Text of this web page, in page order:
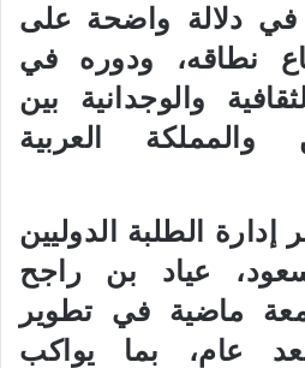
في دلالة واضحة على
نطاقه، ودوره في
والوجدانية بين
والمملكة العربية
الطلبة الدوليين
عياد بن راجح
ماضية في تطوير
بعد عام، بما يواكب